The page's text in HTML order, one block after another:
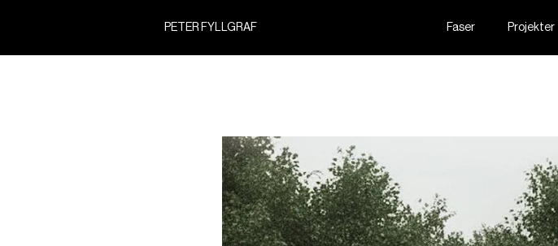
PETER FYLLGRAF Faser Projekter